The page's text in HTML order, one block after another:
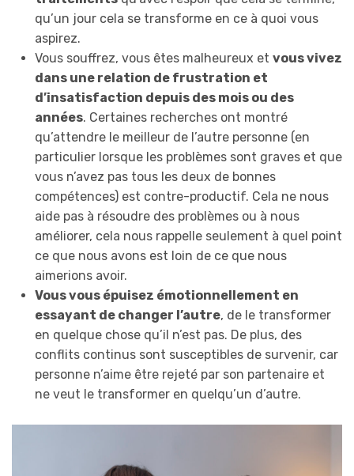
qu’un jour cela se transforme en ce à quoi vous
aspirez.
Vous souffrez, vous êtes malheureux et vous vivez
dans une relation de frustration et
d’insatisfaction depuis des mois ou des
années. Certaines recherches ont montré
qu’attendre le meilleur de l’autre personne (en
particulier lorsque les problèmes sont graves et que
vous n’avez pas tous les deux de bonnes
compétences) est contre-productif. Cela ne nous
aide pas à résoudre des problèmes ou à nous
améliorer, cela nous rappelle seulement à quel point
ce que nous avons est loin de ce que nous
aimerions avoir.
Vous vous épuisez émotionnellement en
essayant de changer l’autre, de le transformer
en quelque chose qu’il n’est pas. De plus, des
conflits continus sont susceptibles de survenir, car
personne n’aime être rejeté par son partenaire et
ne veut le transformer en quelqu’un d’autre.